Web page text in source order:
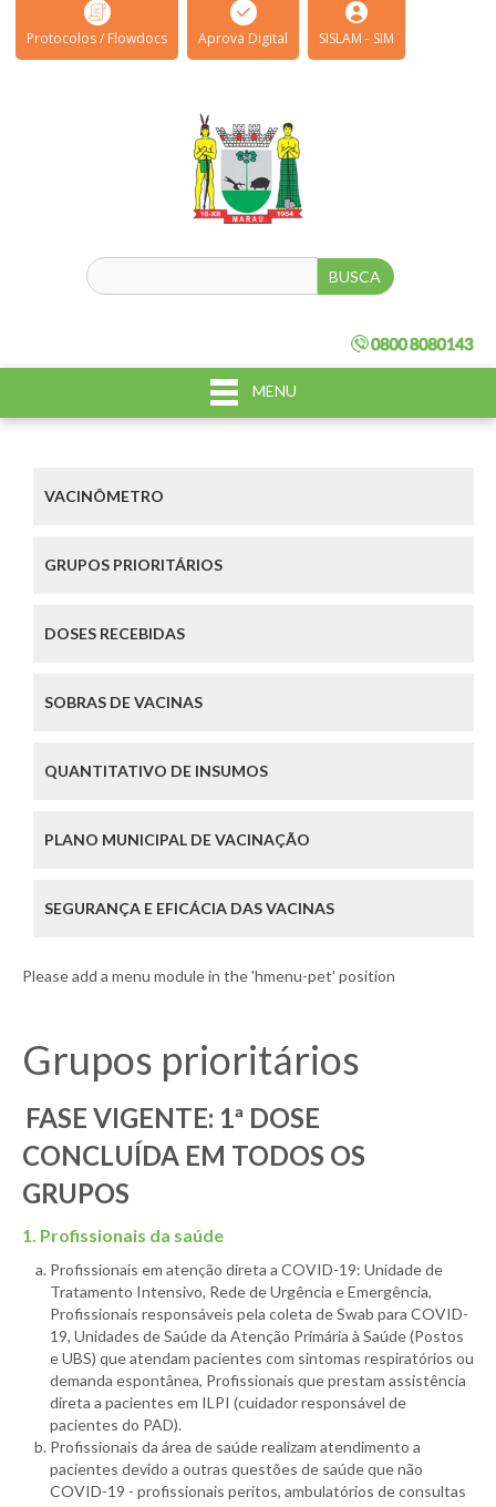
Protocolos / Flowdocs Aprova Digital SISLAM - SIM
MENU
VACINÔMETRO
GRUPOS PRIORITÁRIOS
DOSES RECEBIDAS
SOBRAS DE VACINAS
QUANTITATIVO DE INSUMOS
PLANO MUNICIPAL DE VACINAÇÃO
SEGURANÇA E EFICÁCIA DAS VACINAS
Please add a menu module in the 'hmenu-pet' position
Grupos prioritários
FASE VIGENTE: 1ª DOSE
CONCLUÍDA EM TODOS OS
GRUPOS
1. Profissionais da saúde
Profissionais em atenção direta a COVID-19: Unidade de
Tratamento Intensivo, Rede de Urgência e Emergência,
Profissionais responsáveis pela coleta de Swab para COVID-
19, Unidades de Saúde da Atenção Primária à Saúde (Postos
e UBS) que atendam pacientes com sintomas respiratórios ou
demanda espontânea, Profissionais que prestam assistência
direta a pacientes em ILPI (cuidador responsável de
pacientes do PAD).
Profissionais da área de saúde realizam atendimento a
pacientes devido a outras questões de saúde que não
COVID-19 - profissionais peritos, ambulatórios de consultas